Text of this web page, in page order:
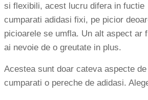
si flexibili, acest lucru difera in
cumparati adidasi fixi, pe picior
picioarele se umfla. Un alt aspect ar
ai nevoie de o greutate in plus.
Acestea sunt doar cateva aspecte
cumparati o pereche de adidasi.